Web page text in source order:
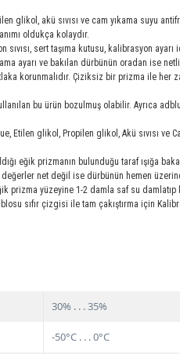
glikol, akü sıvısı ve cam yıkama suyu
oldukça kolaydır.
sıvısı, sert taşıma kutusu, kalibrasyon
ayarı ve bakılan dürbünün oradan ise
korunmalıdır. Çiziksiz bir prizma ile her
bu ürün bozulmuş olabilir. Ayrıca
Etilen glikol, Propilen glikol, Akü sıvısı ve
eğik prizmanın bulunduğu taraf ışığa
net değil ise dürbünün hemen
prizma yüzeyine 1-2 damla saf su
sıfır çizgisi ile tam çakıştırma için
30% . . . 35%
-50°C . . . 0°C